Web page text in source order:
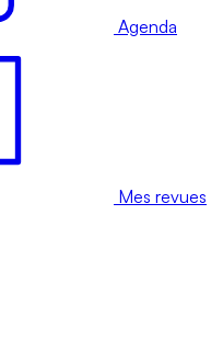
Agenda
Mes revues